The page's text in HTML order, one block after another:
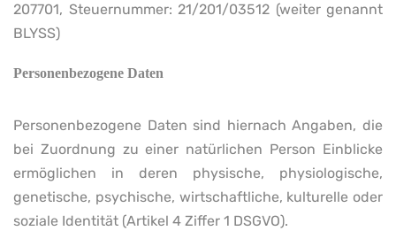
207701, Steuernummer: 21/201/03512 (weiter genannt
BLYSS)
Personenbezogene Daten
Personenbezogene Daten sind hiernach Angaben, die
bei Zuordnung zu einer natürlichen Person Einblicke
ermöglichen in deren physische, physiologische,
genetische, psychische, wirtschaftliche, kulturelle oder
soziale Identität (Artikel 4 Ziffer 1 DSGVO).